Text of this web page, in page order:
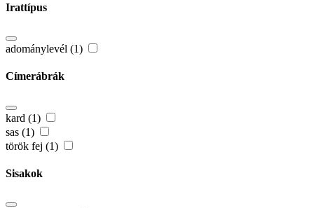
Irattípus
adománylevél (1)
Címerábrák
kard (1)
sas (1)
török fej (1)
Sisakok